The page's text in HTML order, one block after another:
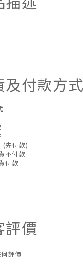
及付款方式
(先付款)
不付款
付款
評價
何評價